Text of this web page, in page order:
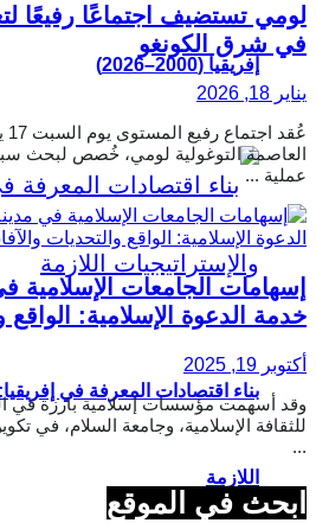
إفريقيا (2000–2026)
بناء اقتصادات المعرفة في
اللازمة
لومي تستضيف اجتماعًا رفيعًا
في شرق الكونغو
يناير 18, 2026
العاصمة التوغولية لومي، خُصص لبحث
عملية ...
إسهامات الجامعات
خدمة الدعوة الإسلامية: الواقع
أكتوبر 19, 2025
وقد أسهمت مؤسسات إسلامية بارزة في
للثقافة الإسلامية، وجامعة السلام، في
...
ابحث في الموقع